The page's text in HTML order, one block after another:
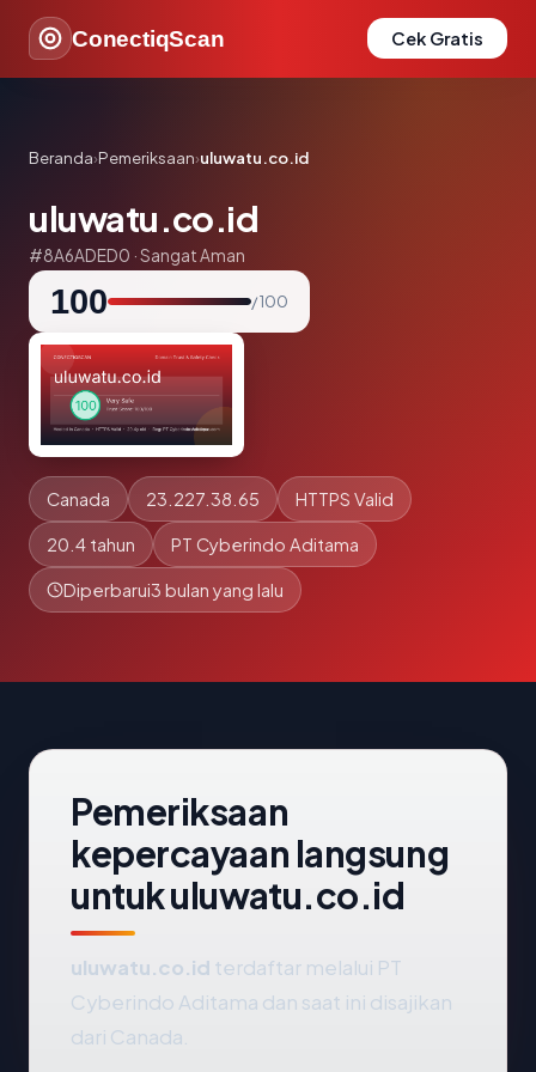
ConectiqScan Cek Gratis
Beranda›Pemeriksaan›uluwatu.co.id
uluwatu.co.id
#8A6ADED0 · Sangat Aman
100 / 100
Canada 23.227.38.65 HTTPS Valid
20.4 tahun PT Cyberindo Aditama
Diperbarui3 bulan yang lalu
Pemeriksaan
kepercayaan langsung
untuk uluwatu.co.id
uluwatu.co.id terdaftar melalui PT
Cyberindo Aditama dan saat ini disajikan
dari Canada.